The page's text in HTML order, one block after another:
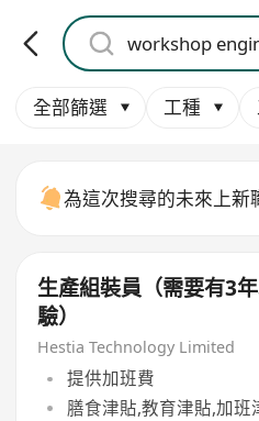
全部篩選 工種
為這次搜尋的未來上新
生產組裝員（需要有3
驗）
Hestia Technology Limited
提供加班費
膳食津貼,教育津貼,加班